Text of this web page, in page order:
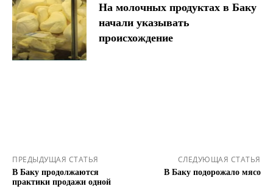
На молочных продуктах в Баку
начали указывать
происхождение
ПРЕДЫДУЩАЯ СТАТЬЯ
В Баку продолжаются
практики продажи одной
СЛЕДУЮЩАЯ СТАТЬЯ
В Баку подорожало мясо